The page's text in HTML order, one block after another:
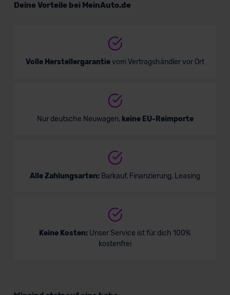
Deine Vorteile bei MeinAuto.de
Volle Herstellergarantievom Vertragshändler vor Ort
Nur deutsche Neuwagen, keine EU-Reimporte
Alle Zahlungsarten: Barkauf, Finanzierung, Leasing
Keine Kosten: Unser Service ist für dich 100%
kostenfrei